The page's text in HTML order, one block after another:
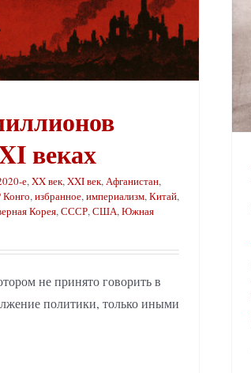
веках
е,XX век,XXI век,Афганистан,
,избранное,империализм,Китай,
Корея,СССР,США,Южная
не принято говорить в
политики, только иными